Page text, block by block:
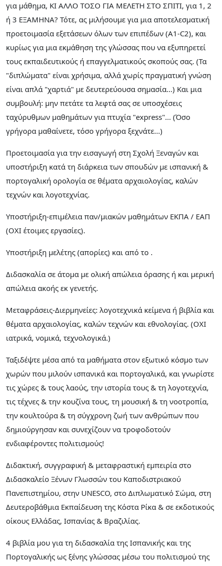
για μάθημα, ΚΙ ΑΛΛΟ ΤΟΣΟ ΓΙΑ ΜΕΛΕΤΗ ΣΤΟ ΣΠΙΤΙ, για 1, 2
ή 3 ΕΞΑΜΗΝΑ? Τότε, ας μιλήσουμε για μια αποτελεσματική
προετοιμασία εξετάσεων όλων των επιπέδων (Α1-C2), και
κυρίως για μια εκμάθηση της γλώσσας που να εξυπηρετεί
τους εκπαιδευτικούς ή επαγγελματικούς σκοπούς σας. (Τα
"διπλώματα" είναι χρήσιμα, αλλά χωρίς πραγματική γνώση
είναι απλά "χαρτιά" με δευτερεύουσα σημασία...) Και μια
συμβουλή: μην πετάτε τα λεφτά σας σε υποσχέσεις
ταχύρυθμων μαθημάτων για πτυχία "express"... (Όσο
γρήγορα μαθαίνετε, τόσο γρήγορα ξεχνάτε...)
Προετοιμασία για την εισαγωγή στη Σχολή Ξεναγών και
υποστήριξη κατά τη διάρκεια των σπουδών με ισπανική &
πορτογαλική ορολογία σε θέματα αρχαιολογίας, καλών
τεχνών και λογοτεχνίας.
Υποστήριξη-επιμέλεια παν/μιακών μαθημάτων ΕΚΠΑ / ΕΑΠ
(ΟΧΙ έτοιμες εργασίες).
Υποστήριξη μελέτης (απορίες) και από το .
Διδασκαλία σε άτομα με ολική απώλεια όρασης ή και μερική
απώλεια ακοής εκ γενετής.
Μεταφράσεις-Διερμηνείες: λογοτεχνικά κείμενα ή βιβλία και
θέματα αρχαιολογίας, καλών τεχνών και εθνολογίας. (ΟΧΙ
ιατρικά, νομικά, τεχνολογικά.)
Ταξιδέψτε μέσα από τα μαθήματα στον εξωτικό κόσμο των
χωρών που μιλούν ισπανικά και πορτογαλικά, και γνωρίστε
τις χώρες & τους λαούς, την ιστορία τους & τη λογοτεχνία,
τις τέχνες & την κουζίνα τους, τη μουσική & τη νοοτροπία,
την κουλτούρα & τη σύγχρονη ζωή των ανθρώπων που
δημιούργησαν και συνεχίζουν να τροφοδοτούν
ενδιαφέροντες πολιτισμούς!
Διδακτική, συγγραφική & μεταφραστική εμπειρία στο
Διδασκαλείο Ξένων Γλωσσών του Καποδιστριακού
Πανεπιστημίου, στην UNESCO, στο Διπλωματικό Σώμα, στη
Δευτεροβάθμια Εκπαίδευση της Κόστα Ρίκα & σε εκδοτικούς
οίκους Ελλάδας, Ισπανίας & Βραζιλίας.
4 βιβλία μου για τη διδασκαλία της Ισπανικής και της
Πορτογαλικής ως ξένης γλώσσας μέσω του πολιτισμού της